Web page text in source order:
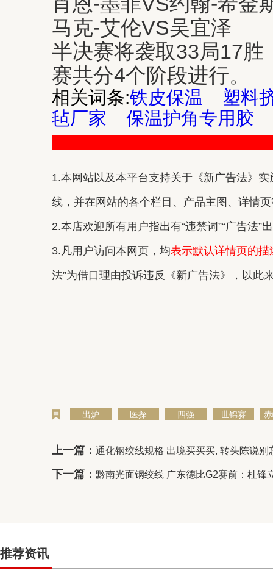
马克-艾伦VS吴宜泽
半决赛将袭取33局17胜
赛共分4个阶段进行。
相关词条:铁皮保温
塑料
毡厂家
保温护角专用胶
1.本网站以及本平台支持关于《新广告法》实
线，并在网站的各个栏目、产品主图、详情页
2.本店欢迎所有用户指出有“违禁词”“广告法”
3.凡用户访问本网页，均表示默认详情页的描
法”为借口理由投诉违反《新广告法》，以此
出炉 医探 四强 世锦赛
上一篇： 通化钢绞线规格 出境买买买, 转头陈说别
下一篇： 黔南光面钢绞线 广东德比G2赛前：杜锋
推荐资讯